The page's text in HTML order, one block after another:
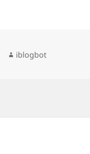
Autor
iblogbot